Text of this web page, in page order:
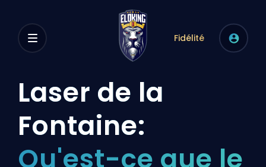
Fidélité
Laser de la
Fontaine:
Qu'est-ce que le